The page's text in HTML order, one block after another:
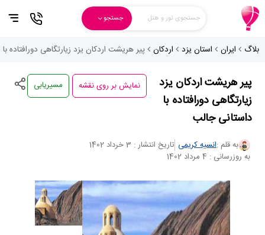
جستجوی تور و هتل جستجو
بلاگ ایران استان یزد اردکان پیر هریشت اردکان یزد زیارتگاهی دورافتاده
پیر هریشت اردکان یزد
زیارتگاهی دورافتاده با
داستانی جالب
نمایش بر روی نقشه
مسیریابی
به قلم :انسیه کریمی تاریخ انتشار : 3 خرداد 1402
به روزرسانی : 4 مرداد 1402